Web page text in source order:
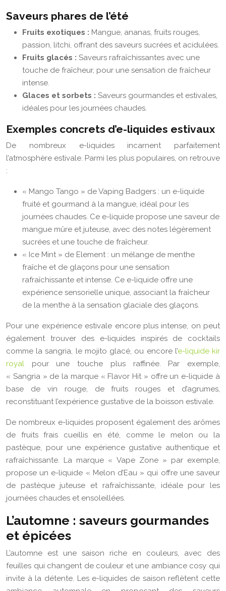
Saveurs phares de l’été
Fruits exotiques : Mangue, ananas, fruits rouges,
passion, litchi, offrant des saveurs sucrées et acidulées.
Fruits glacés : Saveurs rafraîchissantes avec une
touche de fraîcheur, pour une sensation de fraîcheur
intense.
Glaces et sorbets : Saveurs gourmandes et estivales,
idéales pour les journées chaudes.
Exemples concrets d’e-liquides estivaux
De nombreux e-liquides incarnent parfaitement
l’atmosphère estivale. Parmi les plus populaires, on retrouve
:
« Mango Tango » de Vaping Badgers : un e-liquide
fruité et gourmand à la mangue, idéal pour les
journées chaudes. Ce e-liquide propose une saveur de
mangue mûre et juteuse, avec des notes légèrement
sucrées et une touche de fraîcheur.
« Ice Mint » de Element : un mélange de menthe
fraîche et de glaçons pour une sensation
rafraîchissante et intense. Ce e-liquide offre une
expérience sensorielle unique, associant la fraîcheur
de la menthe à la sensation glaciale des glaçons.
Pour une expérience estivale encore plus intense, on peut
également trouver des e-liquides inspirés de cocktails
comme la sangria, le mojito glacé, ou encore l’e-liquide kir
royal pour une touche plus raffinée. Par exemple,
« Sangria » de la marque « Flavor Hit » offre un e-liquide à
base de vin rouge, de fruits rouges et d’agrumes,
reconstituant l’expérience gustative de la boisson estivale.
De nombreux e-liquides proposent également des arômes
de fruits frais cueillis en été, comme le melon ou la
pastèque, pour une expérience gustative authentique et
rafraîchissante. La marque « Vape Zone » par exemple,
propose un e-liquide « Melon d’Eau » qui offre une saveur
de pastèque juteuse et rafraîchissante, idéale pour les
journées chaudes et ensoleillées.
L’automne : saveurs gourmandes
et épicées
L’automne est une saison riche en couleurs, avec des
feuilles qui changent de couleur et une ambiance cosy qui
invite à la détente. Les e-liquides de saison reflètent cette